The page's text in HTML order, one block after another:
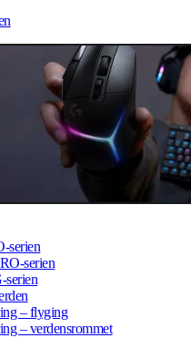
serien
serien
serien
– flyging
– verdensrommet